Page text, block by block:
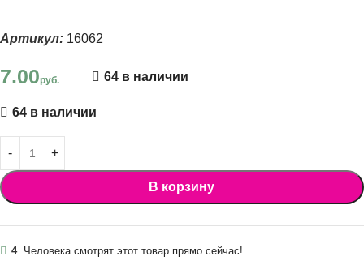
Артикул: 16062
7.00руб. 64 в наличии
64 в наличии
В корзину
4 Человека смотрят этот товар прямо сейчас!